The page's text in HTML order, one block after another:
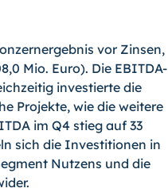
vor Zinsen,
Mio. Euro). Die EBITDA-
investierte die
Projekte, wie die weitere
im Q4 stieg auf 33
sich die Investitionen in
Nutzens und die